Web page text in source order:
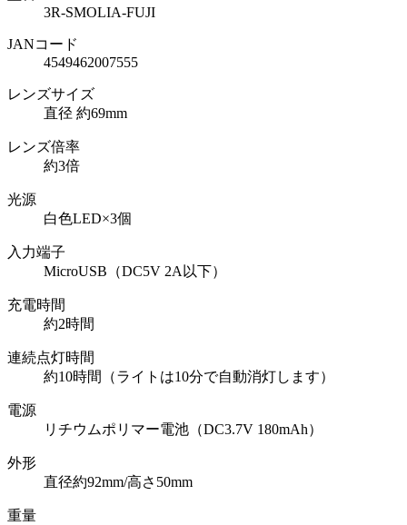
3R-SMOLIA-FUJI
JANコード
4549462007555
レンズサイズ
直径 約69mm
レンズ倍率
約3倍
光源
白色LED×3個
入力端子
MicroUSB（DC5V 2A以下）
充電時間
約2時間
連続点灯時間
約10時間（ライトは10分で自動消灯します）
電源
リチウムポリマー電池（DC3.7V 180mAh）
外形
直径約92mm/高さ50mm
重量